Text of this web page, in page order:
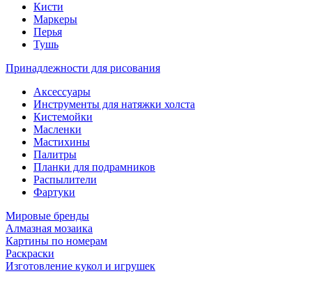
Кисти
Маркеры
Перья
Тушь
Принадлежности для рисования
Аксессуары
Инструменты для натяжки холста
Кистемойки
Масленки
Мастихины
Палитры
Планки для подрамников
Распылители
Фартуки
Мировые бренды
Алмазная мозаика
Картины по номерам
Раскраски
Изготовление кукол и игрушек